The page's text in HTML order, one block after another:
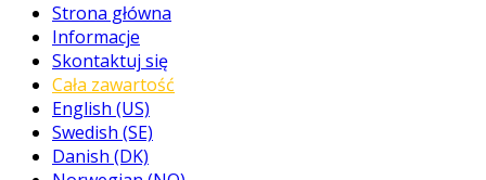
Strona główna
Informacje
Skontaktuj się
Cała zawartość
English (US)
Swedish (SE)
Danish (DK)